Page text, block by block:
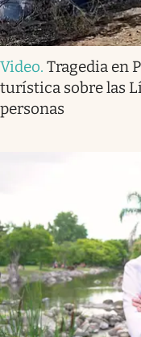
Video. Tragedia en
turística sobre las
personas